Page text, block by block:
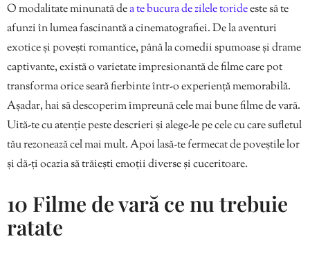
O modalitate minunată dea te bucura de zilele torideeste să te
afunzi în lumea fascinantă a cinematografiei. De la aventuri
exotice și povești romantice, până la comedii spumoase și drame
captivante, există o varietate impresionantă de filme care pot
transforma orice seară fierbinte într-o experiență memorabilă.
Așadar, hai să descoperim împreună cele mai bune filme de vară.
Uită-te cu atenție peste descrieri și alege-le pe cele cu care sufletul
tău rezonează cel mai mult. Apoi lasă-te fermecat de poveștile lor
și dă-ți ocazia să trăiești emoții diverse și cuceritoare.
10 Filme de vară ce nu trebuie
ratate